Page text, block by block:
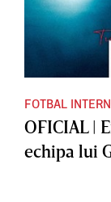
FOTBAL
OFICIAL |
echipa lui